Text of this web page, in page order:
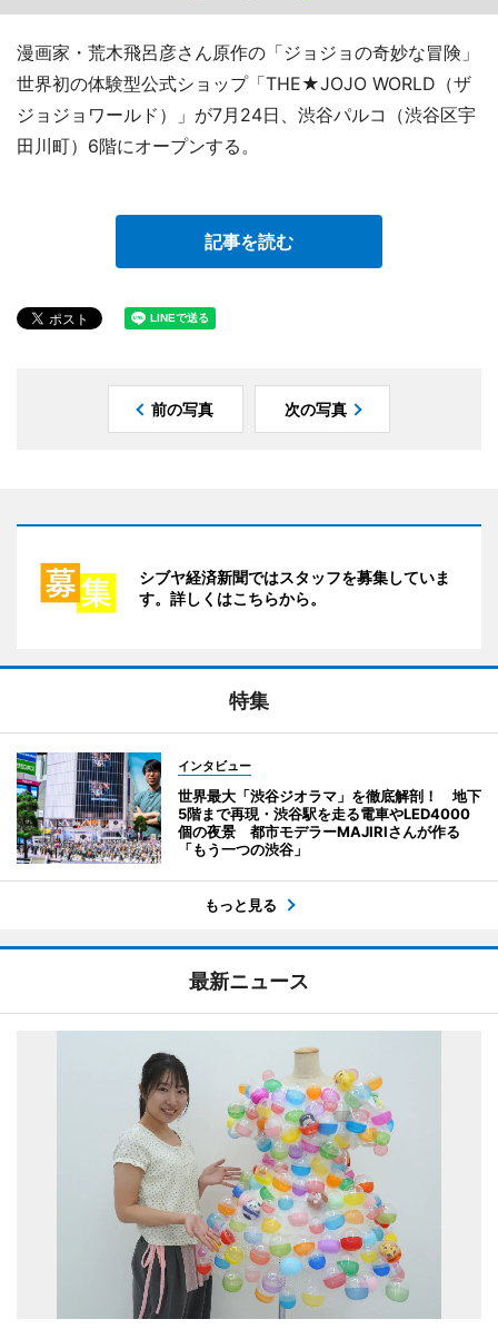
漫画家・荒木飛呂彦さん原作の「ジョジョの奇妙な冒険」
世界初の体験型公式ショップ「THE★JOJO WORLD（ザ
ジョジョワールド）」が7月24日、渋谷パルコ（渋谷区宇
田川町）6階にオープンする。
記事を読む
前の写真 次の写真
シブヤ経済新聞ではスタッフを募集していま
す。詳しくはこちらから。
特集
インタビュー
世界最大「渋谷ジオラマ」を徹底解剖！ 地下
5階まで再現・渋谷駅を走る電車やLED4000
個の夜景 都市モデラーMAJIRIさんが作る
「もう一つの渋谷」
もっと見る
最新ニュース